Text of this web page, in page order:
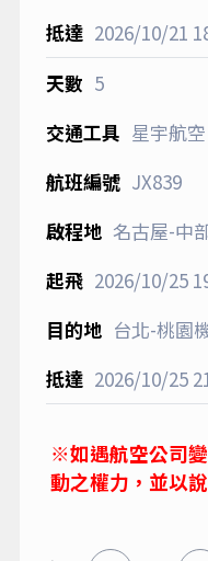
2026/10/21
5
星宇航空
JX839
名古屋-中
2026/10/25
台北-桃園
2026/10/25
※如遇航空公司
動之權力，並以